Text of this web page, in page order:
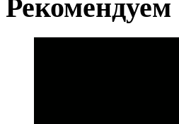
Рекомендуем